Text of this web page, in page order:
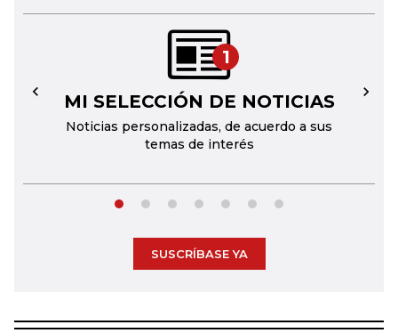
1
MI SELECCIÓN DE NOTICIAS
Noticias personalizadas, de acuerdo a sus
temas de interés
← →
SUSCRÍBASE YA